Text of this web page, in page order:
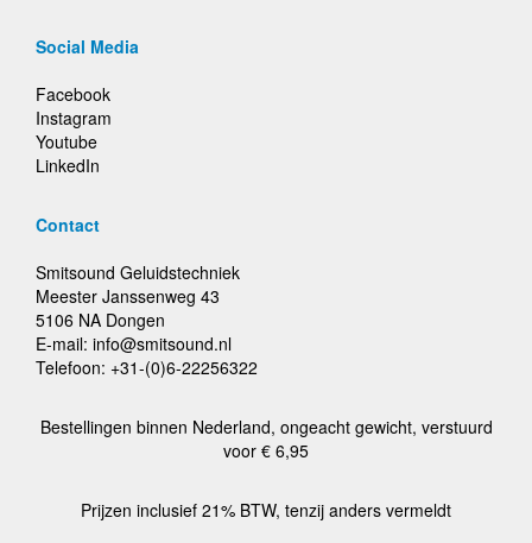
Social Media
Facebook
Instagram
Youtube
LinkedIn
Contact
Smitsound Geluidstechniek
Meester Janssenweg 43
5106 NA Dongen
E-mail: info@smitsound.nl
Telefoon: +31-(0)6-22256322
Bestellingen binnen Nederland, ongeacht gewicht, verstuurd
voor € 6,95
Prijzen inclusief 21% BTW, tenzij anders vermeldt